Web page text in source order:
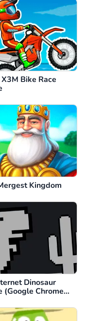
Bike Race
Kingdom
Dinosaur
(Google Chrome